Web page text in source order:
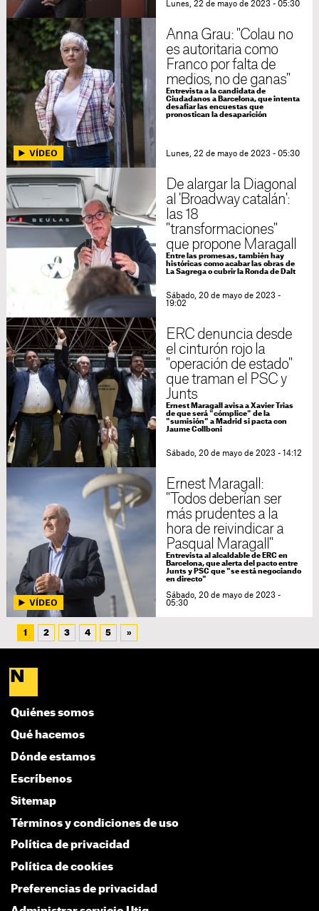
Lunes, 22 de mayo de 2023 - 05:30
Anna Grau: "Colau no
es autoritaria como
Franco por falta de
medios, no de ganas"
Entrevista a la candidata de
Ciudadanos a Barcelona, que intenta
desafiar las encuestas que
pronostican la desaparición
Lunes, 22 de mayo de 2023 - 05:30
De alargar la Diagonal
al 'Broadway catalán':
las 18
"transformaciones"
que propone Maragall
Entre las promesas, también hay
históricas como acabar las obras de
La Sagrega o cubrir la Ronda de Dalt
Sábado, 20 de mayo de 2023 -
19:02
ERC denuncia desde
el cinturón rojo la
"operación de estado"
que traman el PSC y
Junts
Ernest Maragall avisa a Xavier Trias
de que será "cómplice" de la
"sumisión" a Madrid si pacta con
Jaume Collboni
Sábado, 20 de mayo de 2023 - 14:12
Ernest Maragall:
"Todos deberían ser
más prudentes a la
hora de reivindicar a
Pasqual Maragall"
Entrevista al alcaldable de ERC en
Barcelona, que alerta del pacto entre
Junts y PSC que "se está negociando
en directo"
Sábado, 20 de mayo de 2023 -
05:30
1 2 3 4 5 »
Quiénes somos
Qué hacemos
Dónde estamos
Escríbenos
Sitemap
Términos y condiciones de uso
Política de privacidad
Política de cookies
Preferencias de privacidad